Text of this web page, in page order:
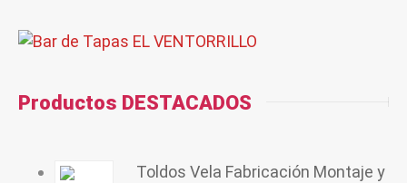
Productos DESTACADOS
Toldos Vela Fabricación Montaje y